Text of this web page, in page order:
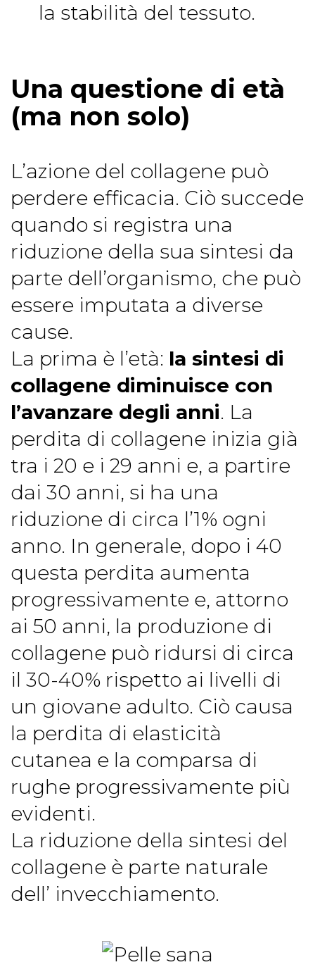
la stabilità del tessuto.
Una questione di età
(ma non solo)
L’azione del collagene può
perdere efficacia. Ciò succede
quando si registra una
riduzione della sua sintesi da
parte dell’organismo, che può
essere imputata a diverse
cause.
La prima è l’età: la sintesi di
collagene diminuisce con
l’avanzare degli anni. La
perdita di collagene inizia già
tra i 20 e i 29 anni e, a partire
dai 30 anni, si ha una
riduzione di circa l’1% ogni
anno. In generale, dopo i 40
questa perdita aumenta
progressivamente e, attorno
ai 50 anni, la produzione di
collagene può ridursi di circa
il 30-40% rispetto ai livelli di
un giovane adulto. Ciò causa
la perdita di elasticità
cutanea e la comparsa di
rughe progressivamente più
evidenti.
La riduzione della sintesi del
collagene è parte naturale
dell’ invecchiamento.